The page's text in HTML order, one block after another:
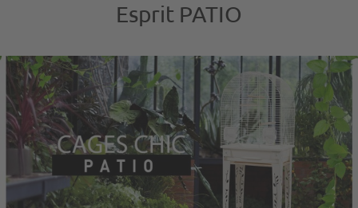
Esprit PATIO